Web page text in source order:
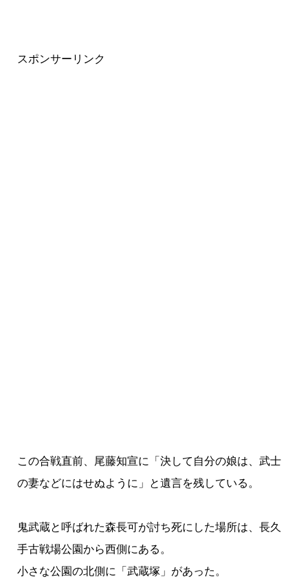
スポンサーリンク
この合戦直前、尾藤知宣に「決して自分の娘は、武士
の妻などにはせぬように」と遺言を残している。
鬼武蔵と呼ばれた森長可が討ち死にした場所は、長久
手古戦場公園から西側にある。
小さな公園の北側に「武蔵塚」があった。